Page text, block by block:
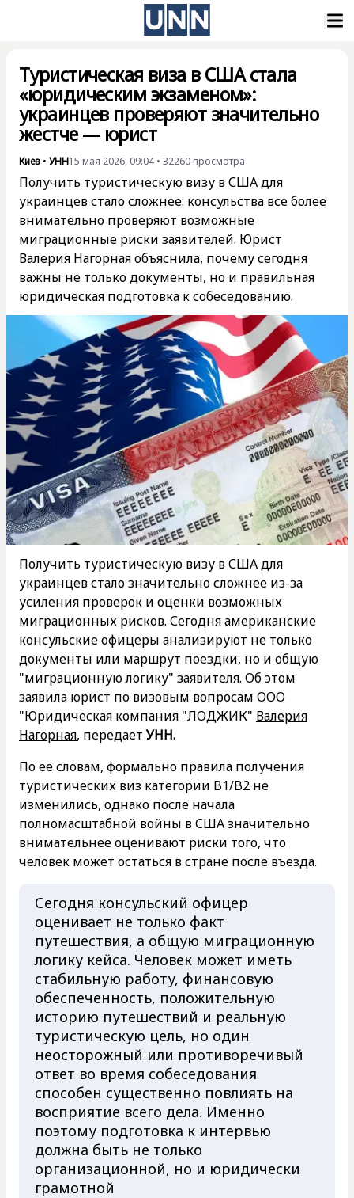
Туристическая виза в США стала
«юридическим экзаменом»:
украинцев проверяют значительно
жестче — юрист
Киев • УНН15 мая 2026, 09:04 • 32260 просмотра
Получить туристическую визу в США для
украинцев стало сложнее: консульства все более
внимательно проверяют возможные
миграционные риски заявителей. Юрист
Валерия Нагорная объяснила, почему сегодня
важны не только документы, но и правильная
юридическая подготовка к собеседованию.
Получить туристическую визу в США для
украинцев стало значительно сложнее из-за
усиления проверок и оценки возможных
миграционных рисков. Сегодня американские
консульские офицеры анализируют не только
документы или маршрут поездки, но и общую
"миграционную логику" заявителя. Об этом
заявила юрист по визовым вопросам ООО
"Юридическая компания "ЛОДЖИК" Валерия
Нагорная, передаетУНН.
По ее словам, формально правила получения
туристических виз категории B1/B2 не
изменились, однако после начала
полномасштабной войны в США значительно
внимательнее оценивают риски того, что
человек может остаться в стране после въезда.
Сегодня консульский офицер
оценивает не только факт
путешествия, а общую миграционную
логику кейса. Человек может иметь
стабильную работу, финансовую
обеспеченность, положительную
историю путешествий и реальную
туристическую цель, но один
неосторожный или противоречивый
ответ во время собеседования
способен существенно повлиять на
восприятие всего дела. Именно
поэтому подготовка к интервью
должна быть не только
организационной, но и юридически
грамотной